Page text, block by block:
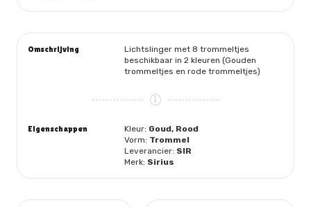
Omschrijving
Lichtslinger met 8 trommeltjes
beschikbaar in 2 kleuren (Gouden
trommeltjes en rode trommeltjes)
Eigenschappen Kleur: Goud, Rood
Vorm: Trommel
Leverancier: SIR
Merk: Sirius